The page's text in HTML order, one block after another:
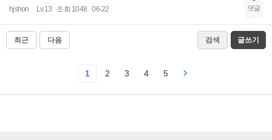
hjshon Lv.13 조회 1048 06-22 댓글
최근 다음 검색 글쓰기
1 2 3 4 5